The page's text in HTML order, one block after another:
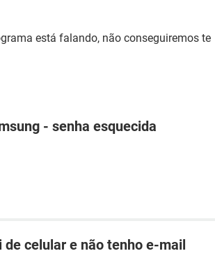
está falando, não conseguiremos te
- senha esquecida
celular e não tenho e-mail